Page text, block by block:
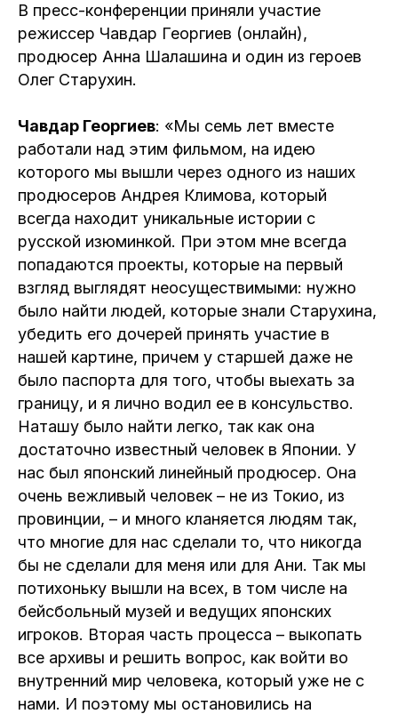
В пресс-конференции приняли участие
режиссер Чавдар Георгиев (онлайн),
продюсер Анна Шалашина и один из героев
Олег Старухин.
Чавдар Георгиев: «Мы семь лет вместе
работали над этим фильмом, на идею
которого мы вышли через одного из наших
продюсеров Андрея Климова, который
всегда находит уникальные истории с
русской изюминкой. При этом мне всегда
попадаются проекты, которые на первый
взгляд выглядят неосуществимыми: нужно
было найти людей, которые знали Старухина,
убедить его дочерей принять участие в
нашей картине, причем у старшей даже не
было паспорта для того, чтобы выехать за
границу, и я лично водил ее в консульство.
Наташу было найти легко, так как она
достаточно известный человек в Японии. У
нас был японский линейный продюсер. Она
очень вежливый человек – не из Токио, из
провинции, – и много кланяется людям так,
что многие для нас сделали то, что никогда
бы не сделали для меня или для Ани. Так мы
потихоньку вышли на всех, в том числе на
бейсбольный музей и ведущих японских
игроков. Вторая часть процесса – выкопать
все архивы и решить вопрос, как войти во
внутренний мир человека, который уже не с
нами. И поэтому мы остановились на